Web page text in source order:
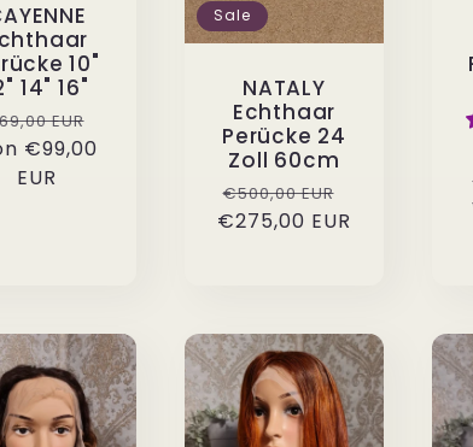
10"
14" 16"
EURVerkaufspreis
€99,00
EUR
Sale
NATALY
Echthaar
Perücke 24
Zoll 60cm
Normaler
Preis
€500,00 EUR
€275,00 EUR